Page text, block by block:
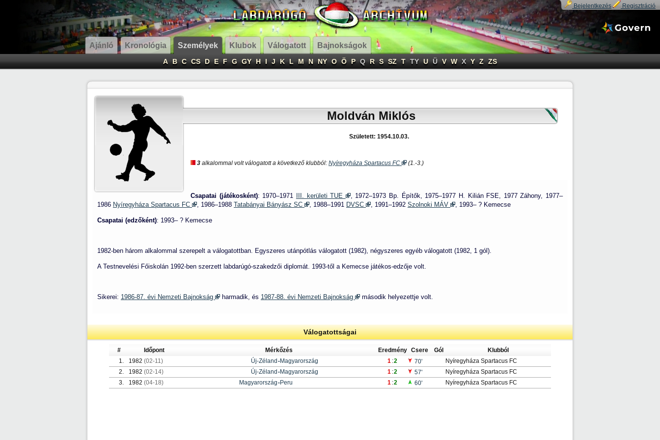
Bejelentkezés Regisztráció
Ajánló Kronológia Személyek Klubok Válogatott Bajnokságok
A B C CS D E F G GY H I J K L M N NY O Ö P Q R S SZ T TY U Ü V W X Y Z ZS
Moldván Miklós
Született: 1954.10.03.
3 alkalommal volt válogatott a következő klubból: Nyíregyháza Spartacus FC (1.-3.)
Csapatai (játékosként): 1970–1971 III. kerületi TUE
, 1972–1973 Bp. Építők, 1975–1977 H. Kilián FSE, 1977 Záhony, 1977–
1986 Nyíregyháza Spartacus FC , 1986–1988 Tatabányai Bányász SC , 1988–1991 DVSC , 1991–1992 Szolnoki MÁV , 1993– ? Kemecse
Csapatai (edzőként): 1993– ? Kemecse
1982-ben három alkalommal szerepelt a válogatottban. Egyszeres utánpótlás válogatott (1982), négyszeres egyéb válogatott (1982, 1 gól).
A Testnevelési Főiskolán 1992-ben szerzett labdarúgó-szakedzői diplomát. 1993-től a Kemecse játékos-edzője volt.
Sikerei: 1986-87. évi Nemzeti Bajnokság harmadik, és 1987-88. évi Nemzeti Bajnokság második helyezettje volt.
Válogatottságai
# Időpont Mérkőzés Eredmény Csere Gól
Klubból
1.
1982 (02-11) Új-Zéland-Magyarország 1 :2 70'
Nyíregyháza Spartacus FC
2.
1982 (02-14) Új-Zéland-Magyarország 1 :2 57'
Nyíregyháza Spartacus FC
3.
1982 (04-18) Magyarország-Peru 1 :2 60' Nyíregyháza Spartacus FC